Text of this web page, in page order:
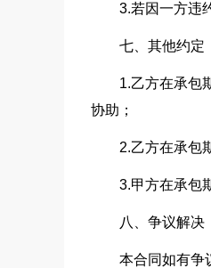
3.若因一方违
七、其他约定
1.乙方在承包
协助；
2.乙方在承包
3.甲方在承包
八、争议解决
本合同如有争